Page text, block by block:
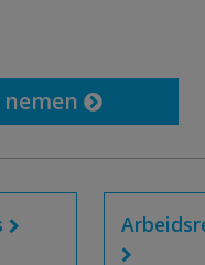
nemen